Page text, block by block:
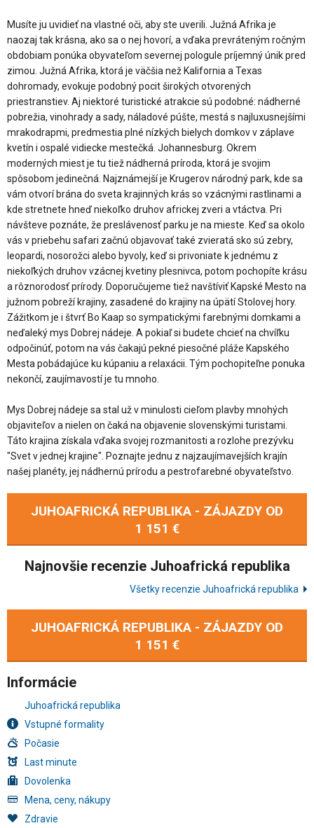
Musíte ju uvidieť na vlastné oči, aby ste uverili. Južná Afrika je
naozaj tak krásna, ako sa o nej hovorí, a vďaka prevráteným ročným
obdobiam ponúka obyvateľom severnej pologule príjemný únik pred
zimou. Južná Afrika, ktorá je väčšia než Kalifornia a Texas
dohromady, evokuje podobný pocit širokých otvorených
priestranstiev. Aj niektoré turistické atrakcie sú podobné: nádherné
pobrežia, vinohrady a sady, náladové púšte, mestá s najluxusnejšími
mrakodrapmi, predmestia plné nízkých bielych domkov v záplave
kvetín i ospalé vidiecke mestečká. Johannesburg. Okrem
moderných miest je tu tiež nádherná príroda, ktorá je svojim
spôsobom jedinečná. Najznámejší je Krugerov národný park, kde sa
vám otvorí brána do sveta krajinných krás so vzácnými rastlinami a
kde stretnete hneď niekoľko druhov africkej zveri a vtáctva. Pri
návšteve poznáte, že preslávenosť parku je na mieste. Keď sa okolo
vás v priebehu safari začnú objavovať také zvieratá sko sú zebry,
leopardi, nosorožci alebo byvoly, keď si privoniate k jednému z
niekoľkých druhov vzácnej kvetiny plesnivca, potom pochopíte krásu
a rôznorodosť prírody. Doporučujeme tiež navštíviť Kapské Mesto na
južnom pobreží krajiny, zasadené do krajiny na úpätí Stolovej hory.
Zážitkom je i štvrť Bo Kaap so sympatickými farebnými domkami a
neďaleký mys Dobrej nádeje. A pokiaľ si budete chcieť na chvíľku
odpočinúť, potom na vás čakajú pekné piesočné pláže Kapského
Mesta pobádajúce ku kúpaniu a relaxácii. Tým pochopiteľne ponuka
nekončí, zaujímavostí je tu mnoho.
Mys Dobrej nádeje sa stal už v minulosti cieľom plavby mnohých
objaviteľov a nielen on čaká na objavenie slovenskými turistami.
Táto krajina získala vďaka svojej rozmanitosti a rozlohe prezývku
"Svet v jednej krajine". Poznajte jednu z najzaujímavejších krajín
našej planéty, jej nádhernú prírodu a pestrofarebné obyvateľstvo.
JUHOAFRICKÁ REPUBLIKA - ZÁJAZDY OD
1 151 €
Najnovšie recenzie Juhoafrická republika
Všetky recenzie Juhoafrická republika
JUHOAFRICKÁ REPUBLIKA - ZÁJAZDY OD
1 151 €
Informácie
Juhoafrická republika
Vstupné formality
Počasie
Last minute
Dovolenka
Mena, ceny, nákupy
Zdravie